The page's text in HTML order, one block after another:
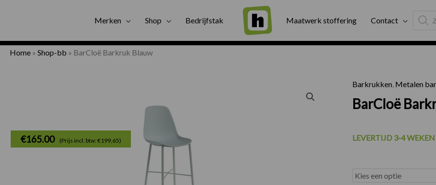
Merken Shop Bedrijfstak Maatwerk stoffering Contact
search
Gratis bezorging Binnen twee werkdagen geleverd
Home » Shop-bb » BarCloë Barkruk Blauw
Barkrukken, Metalen
BarCloë
€165.00 (Prijs incl. btw: €199,65) LEVERTIJD 3-4 WEKEN